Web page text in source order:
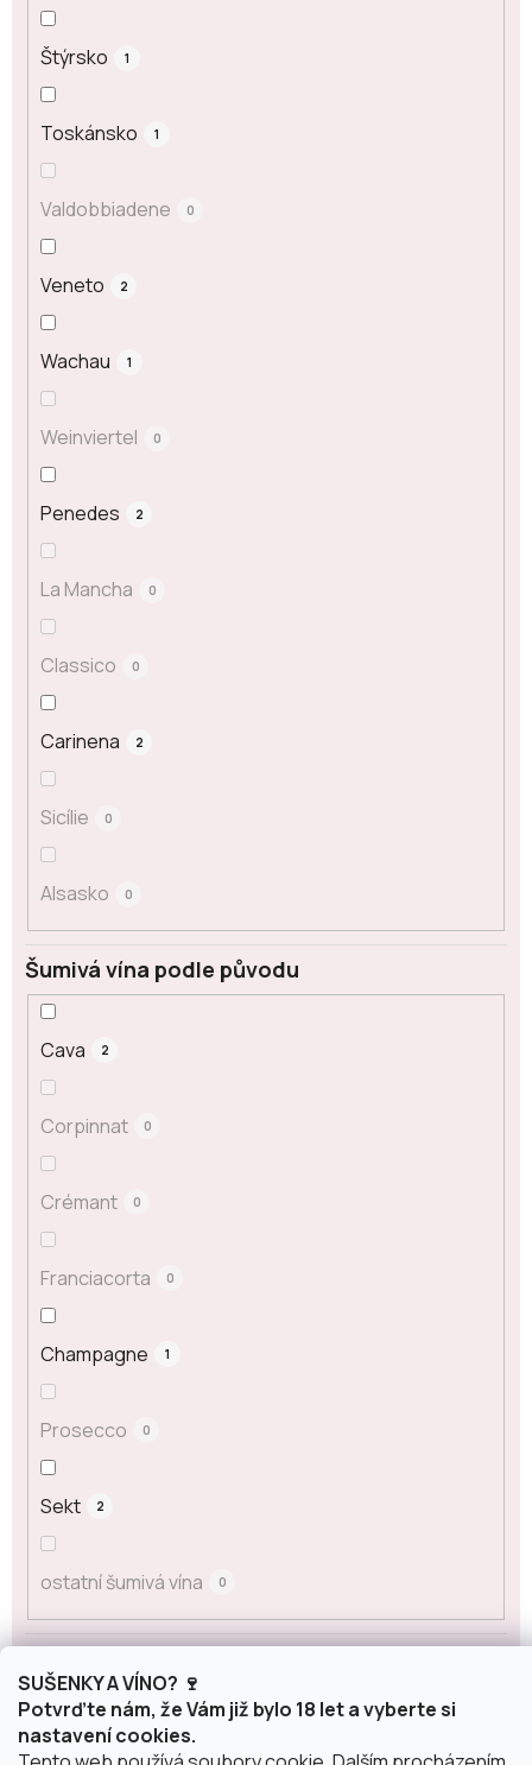
SUŠENKY A VÍNO? 🍷
Potvrďte nám, že Vám již bylo 18 let a vyberte si
nastavení cookies.
Štýrsko 1
Toskánsko 1
Valdobbiadene 0
Veneto 2
Wachau 1
Weinviertel 0
Penedes 2
La Mancha 0
Classico 0
Carinena 2
Sicílie 0
Alsasko 0
Šumivá vína podle původu
Cava 2
Corpinnat 0
Crémant 0
Franciacorta 0
Champagne 1
Prosecco 0
Sekt 2
ostatní šumivá vína 0
0 % 0